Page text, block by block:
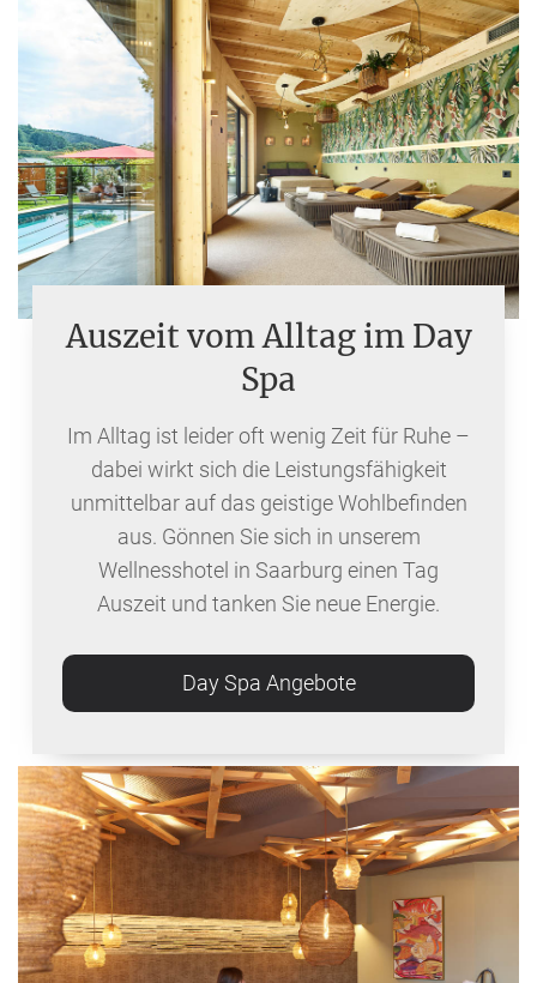
Auszeit vom Alltag im Day
Spa
Im Alltag ist leider oft wenig Zeit für Ruhe –
dabei wirkt sich die Leistungsfähigkeit
unmittelbar auf das geistige Wohlbefinden
aus. Gönnen Sie sich in unserem
Wellnesshotel in Saarburg einen Tag
Auszeit und tanken Sie neue Energie.
Day Spa Angebote